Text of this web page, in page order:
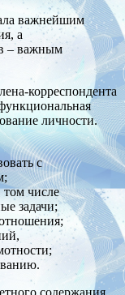
важнейшим
а
– важным
корреспондента
личности.
с
числе
задачи;
содержания